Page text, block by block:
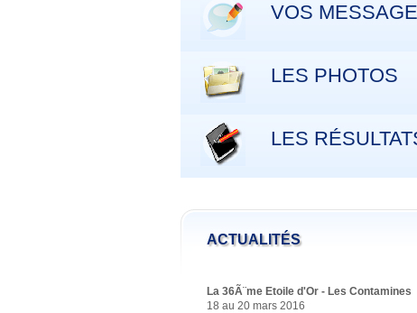
VOS
LES PHOTOS
LES
ACTUALITÉS
La 36Ã¨me Etoile d'Or - Les Contamines
18 au 20 mars 2016